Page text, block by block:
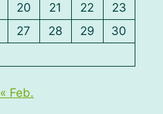
20 21 22
23
27 28 29
30
« Feb.